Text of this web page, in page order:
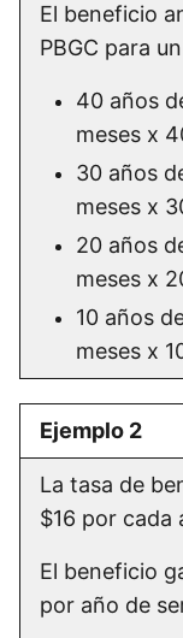
El beneficio
PBGC para
40 años
meses x
30 años
meses x
20 años
meses x
10 años
meses x
Ejemplo 2
La tasa de
$16 por cada
El beneficio
por año de